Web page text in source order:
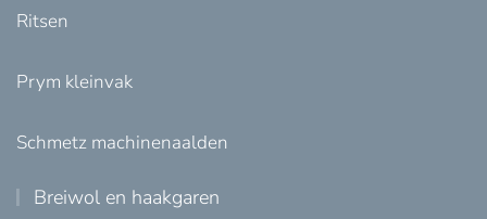
Ritsen
Prym kleinvak
Schmetz machinenaalden
Breiwol en haakgaren